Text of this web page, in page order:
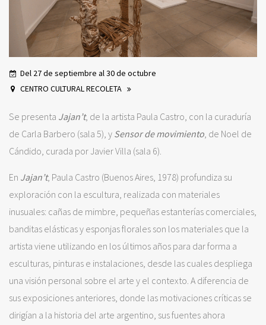
Del 27 de septiembre al 30 de octubre
CENTRO CULTURAL RECOLETA
Se presenta Jajan’t, de la artista Paula Castro, con la curaduría
de Carla Barbero (sala 5), y Sensor de movimiento , de Noel de
Cándido, curada por Javier Villa (sala 6).
En Jajan’t, Paula Castro (Buenos Aires, 1978) profundiza su
exploración con la escultura, realizada con materiales
inusuales: cañas de mimbre, pequeñas estanterías comerciales,
banditas elásticas y esponjas florales son los materiales que la
artista viene utilizando en los últimos años para dar forma a
esculturas, pinturas e instalaciones, desde las cuales despliega
una visión personal sobre el arte y el contexto. A diferencia de
sus exposiciones anteriores, donde las motivaciones críticas se
dirigían a la historia del arte argentino, sus fuentes ahora